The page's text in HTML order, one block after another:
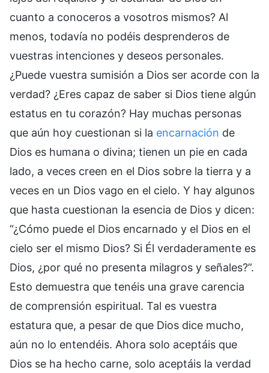
cuanto a conoceros a vosotros mismos? Al
menos, todavía no podéis desprenderos de
vuestras intenciones y deseos personales.
¿Puede vuestra sumisión a Dios ser acorde con la
verdad? ¿Eres capaz de saber si Dios tiene algún
estatus en tu corazón? Hay muchas personas
que aún hoy cuestionan si la encarnación de
Dios es humana o divina; tienen un pie en cada
lado, a veces creen en el Dios sobre la tierra y a
veces en un Dios vago en el cielo. Y hay algunos
que hasta cuestionan la esencia de Dios y dicen:
“¿Cómo puede el Dios encarnado y el Dios en el
cielo ser el mismo Dios? Si Él verdaderamente es
Dios, ¿por qué no presenta milagros y señales?”.
Esto demuestra que tenéis una grave carencia
de comprensión espiritual. Tal es vuestra
estatura que, a pesar de que Dios dice mucho,
aún no lo entendéis. Ahora solo aceptáis que
Dios se ha hecho carne, solo aceptáis la verdad